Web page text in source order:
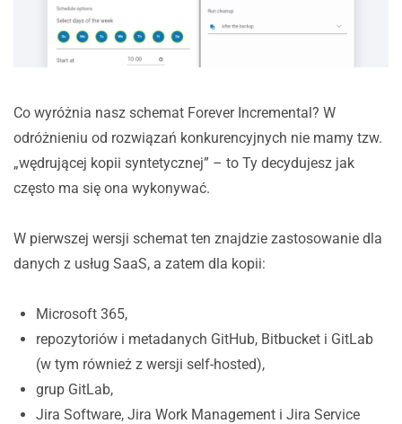
Co wyróżnia nasz schemat Forever Incremental? W
odróżnieniu od rozwiązań konkurencyjnych nie mamy tzw.
„wędrującej kopii syntetycznej” – to Ty decydujesz jak
często ma się ona wykonywać.
W pierwszej wersji schemat ten znajdzie zastosowanie dla
danych z usług SaaS, a zatem dla kopii:
Microsoft 365,
repozytoriów i metadanych GitHub, Bitbucket i GitLab
(w tym również z wersji self-hosted),
grup GitLab,
Jira Software, Jira Work Management i Jira Service